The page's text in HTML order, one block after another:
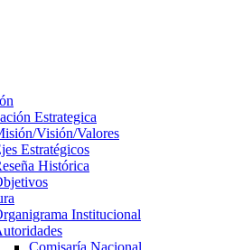
Estrategica
Visión/Valores
Estratégicos
Histórica
Institucional
Comisaría Nacional